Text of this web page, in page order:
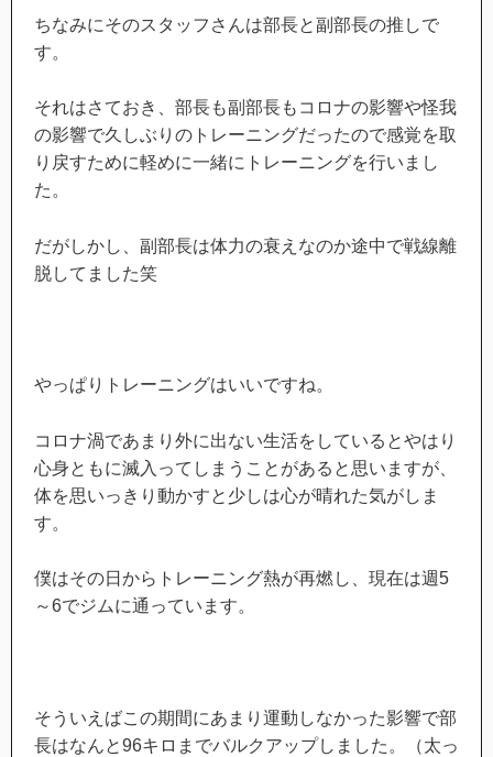
ちなみにそのスタッフさんは部長と副部長の推しで
す。
それはさておき、部長も副部長もコロナの影響や怪我
の影響で久しぶりのトレーニングだったので感覚を取
り戻すために軽めに一緒にトレーニングを行いまし
た。
だがしかし、副部長は体力の衰えなのか途中で戦線離
脱してました笑
やっぱりトレーニングはいいですね。
コロナ渦であまり外に出ない生活をしているとやはり
心身ともに滅入ってしまうことがあると思いますが、
体を思いっきり動かすと少しは心が晴れた気がしま
す。
僕はその日からトレーニング熱が再燃し、現在は週5
～6でジムに通っています。
そういえばこの期間にあまり運動しなかった影響で部
長はなんと96キロまでバルクアップしました。（太っ